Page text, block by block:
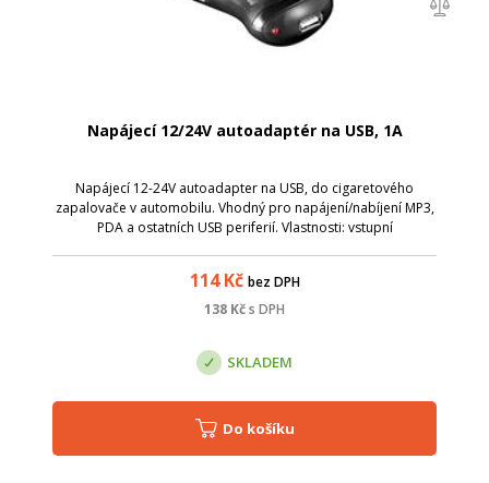
Napájecí 12/24V autoadaptér na USB, 1A
Napájecí 12-24V autoadapter na USB, do cigaretového
zapalovače v automobilu. Vhodný pro napájení/nabíjení MP3,
PDA a ostatních USB periferií. Vlastnosti: vstupní
114Kč bez DPH
138 Kčs DPH
SKLADEM
Do košíku